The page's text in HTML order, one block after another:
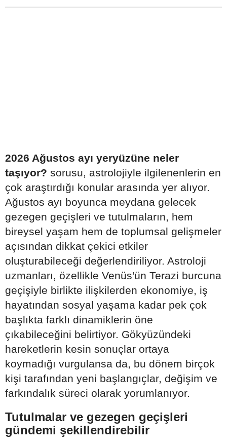
2026 Ağustos ayı yeryüzüne neler
taşıyor? sorusu, astrolojiyle ilgilenenlerin en
çok araştırdığı konular arasında yer alıyor.
Ağustos ayı boyunca meydana gelecek
gezegen geçişleri ve tutulmaların, hem
bireysel yaşam hem de toplumsal gelişmeler
açısından dikkat çekici etkiler
oluşturabileceği değerlendiriliyor. Astroloji
uzmanları, özellikle Venüs'ün Terazi burcuna
geçişiyle birlikte ilişkilerden ekonomiye, iş
hayatından sosyal yaşama kadar pek çok
başlıkta farklı dinamiklerin öne
çıkabileceğini belirtiyor. Gökyüzündeki
hareketlerin kesin sonuçlar ortaya
koymadığı vurgulansa da, bu dönem birçok
kişi tarafından yeni başlangıçlar, değişim ve
farkındalık süreci olarak yorumlanıyor.
Tutulmalar ve gezegen geçişleri
gündemi şekillendirebilir